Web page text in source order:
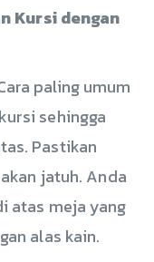
Kursi dengan
paling umum
sehingga
Pastikan
jatuh. Anda
atas meja yang
alas kain.